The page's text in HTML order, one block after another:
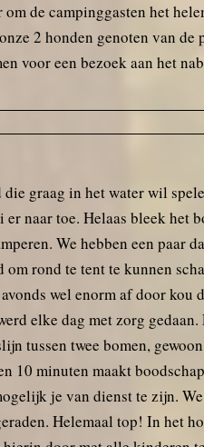
de campinggasten het
2 honden genoten van
voor een bezoek aan het
graag in het water wil
naar toe. Helaas bleek
We hebben een paar
rond te tent te kunnen
wel enorm af door kou
elke dag met zorg
tussen twee bomen,
10 minuten maakt
je van dienst te zijn.
Helemaal top! In het